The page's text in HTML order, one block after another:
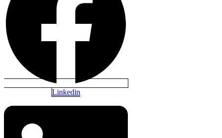
Linkedin